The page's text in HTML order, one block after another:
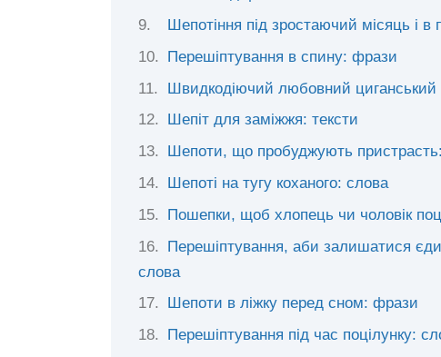
Шепотіння під зростаючий місяць і
Перешіптування в спину: фрази
Швидкодіючий любовний циганський
Шепіт для заміжжя: тексти
Шепоти, що пробуджують
Шепоті на тугу коханого: слова
Пошепки, щоб хлопець чи чоловік
Перешіптування, аби залишатися
слова
Шепоти в ліжку перед сном: фрази
Перешіптування під час поцілунку: